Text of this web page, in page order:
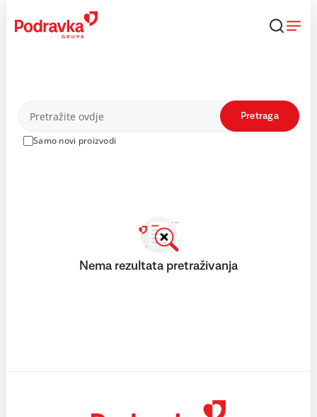
content
Proizvodi
Samo novi proizvodi
Pretraga
Nema rezultata pretraživanja